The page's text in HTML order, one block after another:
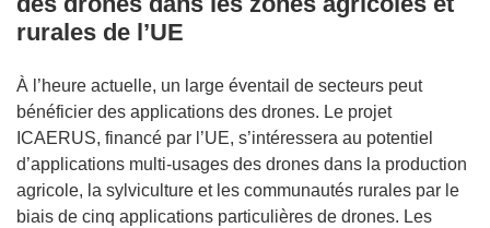
rurales de l’UE
À l’heure actuelle, un large éventail de secteurs peut
bénéficier des applications des drones. Le projet
ICAERUS, financé par l’UE, s’intéressera au potentiel
d’applications multi-usages des drones dans la production
agricole, la sylviculture et les communautés rurales par le
biais de cinq applications particulières de drones. Les